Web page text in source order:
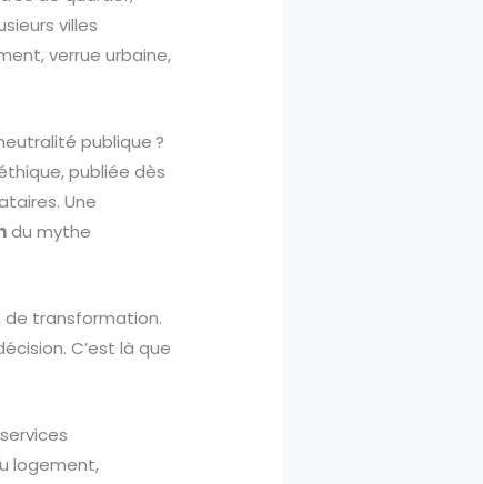
villes
verrue urbaine,
publique ?
publiée dès
Une
du mythe
de transformation.
C’est là que
logement,